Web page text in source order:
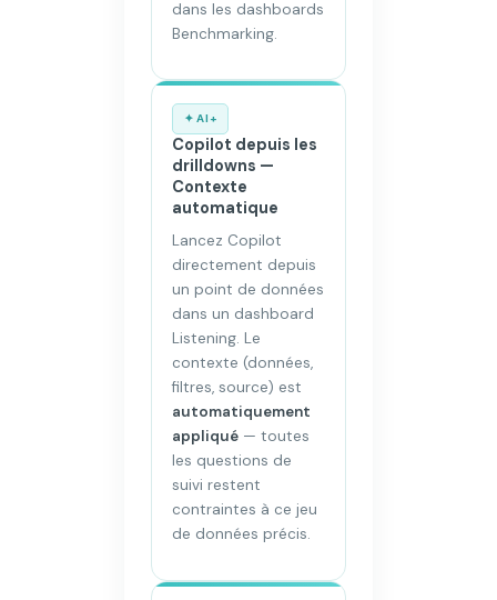
dans les dashboards
Benchmarking.
✦ AI+
Copilot depuis les
drilldowns —
Contexte
automatique
Lancez Copilot
directement depuis
un point de données
dans un dashboard
Listening. Le
contexte (données,
filtres, source) est
automatiquement
appliqué— toutes
les questions de
suivi restent
contraintes à ce jeu
de données précis.